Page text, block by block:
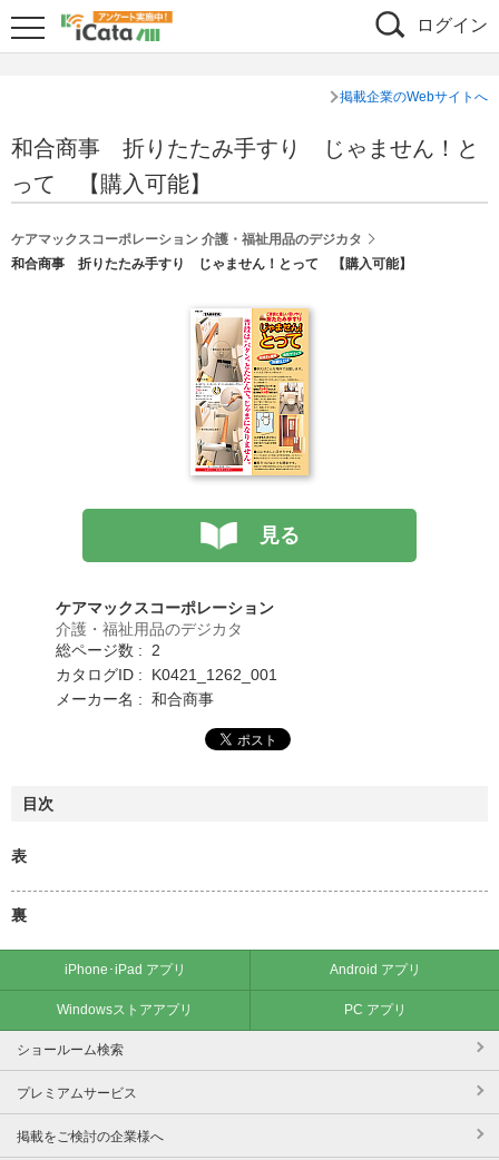
ログイン
掲載企業のWebサイトへ
和合商事 折りたたみ手すり じゃません！と
って 【購入可能】
ケアマックスコーポレーション 介護・福祉用品のデジカタ
和合商事 折りたたみ手すり じゃません！とって 【購入可能】
見る
ケアマックスコーポレーション
介護・福祉用品のデジカタ
総ページ数 : 2
カタログID : K0421_1262_001
メーカー名 : 和合商事
目次
表
裏
iPhone･iPad アプリ Android アプリ
Windowsストアアプリ PC アプリ
ショールーム検索
プレミアムサービス
掲載をご検討の企業様へ